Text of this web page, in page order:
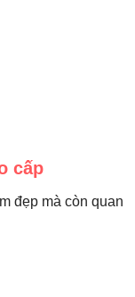
cấp
đẹp mà còn quan